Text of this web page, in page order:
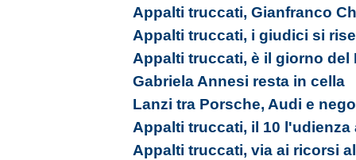
Appalti truccati, Gianfranco
Appalti truccati, i giudici si
Appalti truccati, è il giorno del
Gabriela Annesi resta in cella
Lanzi tra Porsche, Audi e
Appalti truccati, il 10 l'udienza
Appalti truccati, via ai ricorsi